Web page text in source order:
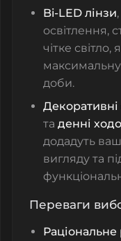
Bi-LED лінзи
освітлення,
чітке
доби.
та денні
додадуть
вигляду та
Переваги